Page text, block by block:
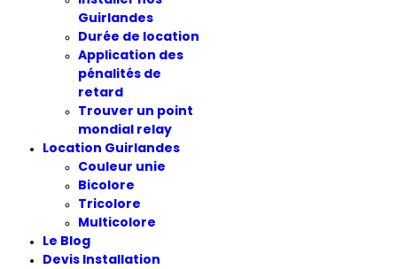
Guirlandes
Durée de location
Application des
pénalités de
retard
Trouver un point
mondial relay
Location Guirlandes
Couleur unie
Bicolore
Tricolore
Multicolore
Le Blog
Devis Installation